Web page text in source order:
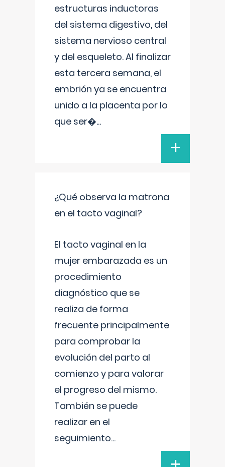
estructuras inductoras
del sistema digestivo, del
sistema nervioso central
y del esqueleto. Al finalizar
esta tercera semana, el
embrión ya se encuentra
unido a la placenta por lo
que ser�...
+
¿Qué observa la matrona
en el tacto vaginal?
El tacto vaginal en la
mujer embarazada es un
procedimiento
diagnóstico que se
realiza de forma
frecuente principalmente
para comprobar la
evolución del parto al
comienzo y para valorar
el progreso del mismo.
También se puede
realizar en el
seguimiento...